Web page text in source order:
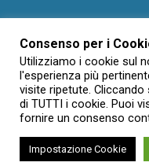
CONDIZIONI DI
Creative Commons
derivate 3.0
Consenso per i
Utilizziamo i cookie sul
l'esperienza più
visite ripetute.
di TUTTI i cookie. Puoi
fornire un consenso
Impostazione Cookie